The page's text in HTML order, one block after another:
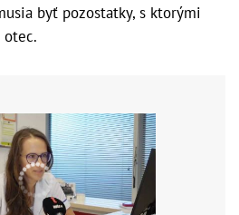
byť pozostatky, s ktorými
otec.